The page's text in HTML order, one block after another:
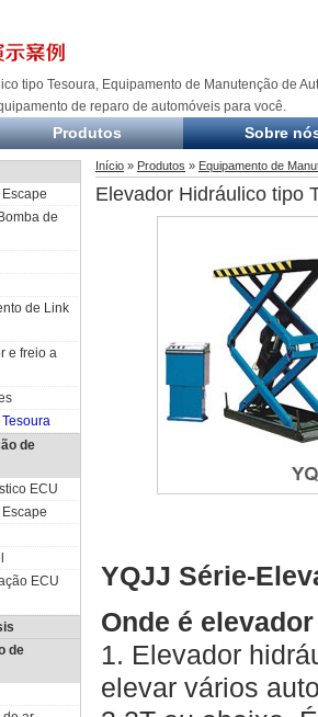
tipo Tesoura, Equipamento de Manutenção de
de reparo de automóveis para você.
Produtos Sobre
de
de Link
e freio a
de
ECU
ECU
de
Início » Produtos » Equipamento de
Elevador Hidráulico tipo
YQJJ Série-
Onde é
1. Elevador
elevar vários